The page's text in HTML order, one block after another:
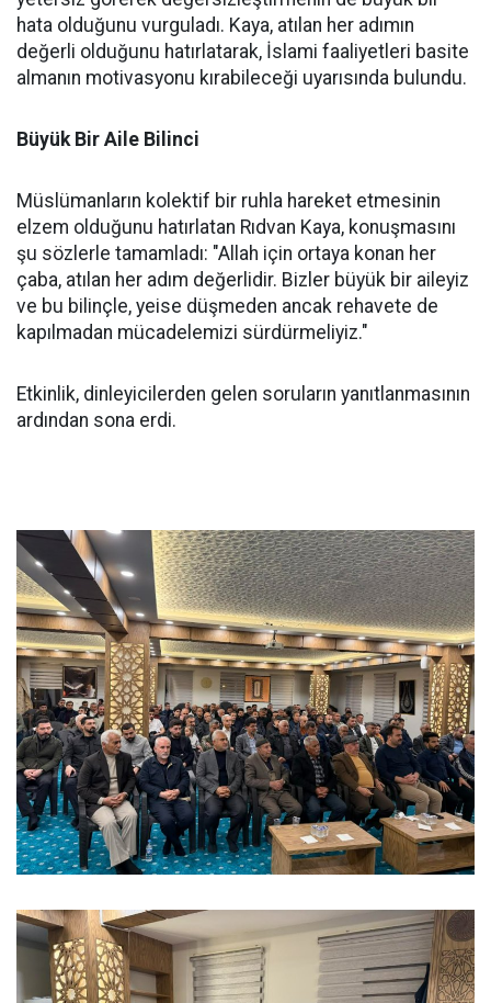
hata olduğunu vurguladı. Kaya, atılan her adımın
değerli olduğunu hatırlatarak, İslami faaliyetleri basite
almanın motivasyonu kırabileceği uyarısında bulundu.
Büyük Bir Aile Bilinci
Müslümanların kolektif bir ruhla hareket etmesinin
elzem olduğunu hatırlatan Rıdvan Kaya, konuşmasını
şu sözlerle tamamladı: "Allah için ortaya konan her
çaba, atılan her adım değerlidir. Bizler büyük bir aileyiz
ve bu bilinçle, yeise düşmeden ancak rehavete de
kapılmadan mücadelemizi sürdürmeliyiz."
Etkinlik, dinleyicilerden gelen soruların yanıtlanmasının
ardından sona erdi.